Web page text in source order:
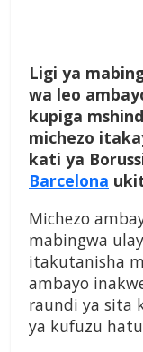
Ligi ya
wa leo
kupiga
michezo
kati ya
Barcelona
Michezo
mabingwa
itakutanisha
ambayo
raundi ya sita
ya kufuzu